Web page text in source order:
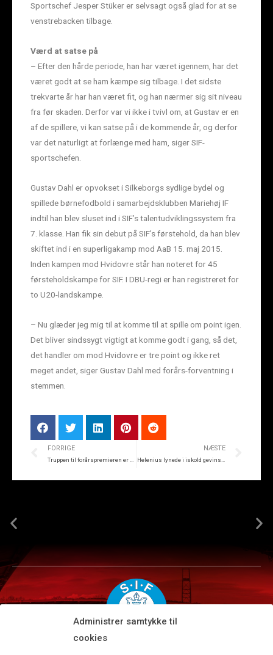
Administrer samtykke til
cookies
Sportschef Jesper Stüker er selvsagt også glad for at se
venstrebacken tilbage.
Værd at satse på
– Efter den hårde periode, han har været igennem, har det
været godt at se ham kæmpe sig tilbage. I det sidste
trekvarte år har han været fit, og han nærmer sig sit niveau
fra før skaden. Derfor var vi ikke i tvivl om, at Gustav er en
af de spillere, vi kan satse på i de kommende år, og derfor
var det naturligt at forlænge med ham, siger SIF-
sportschefen.
Gustav Dahl er opvokset i Silkeborgs sydlige bydel og
spillede børnefodbold i samarbejdsklubben Mariehøj IF
indtil han blev sluset ind i SIF’s talentudviklingssystem fra
7. klasse. Han fik sin debut på SIF’s førstehold, da han blev
skiftet ind i en superligakamp mod AaB 15. maj 2015.
Inden kampen mod Hvidovre står han noteret for 45
førsteholdskampe for SIF. I DBU-regi er han registreret for
to U20-landskampe.
– Nu glæder jeg mig til at komme til at spille om point igen.
Det bliver sindssygt vigtigt at komme godt i gang, så det,
det handler om mod Hvidovre er tre point og ikke ret
meget andet, siger Gustav Dahl med forårs-forventning i
stemmen.
FORRIGE
Truppen til forårspremieren er klar
NÆSTE
Helenius lynede i iskold gevinst til SIF